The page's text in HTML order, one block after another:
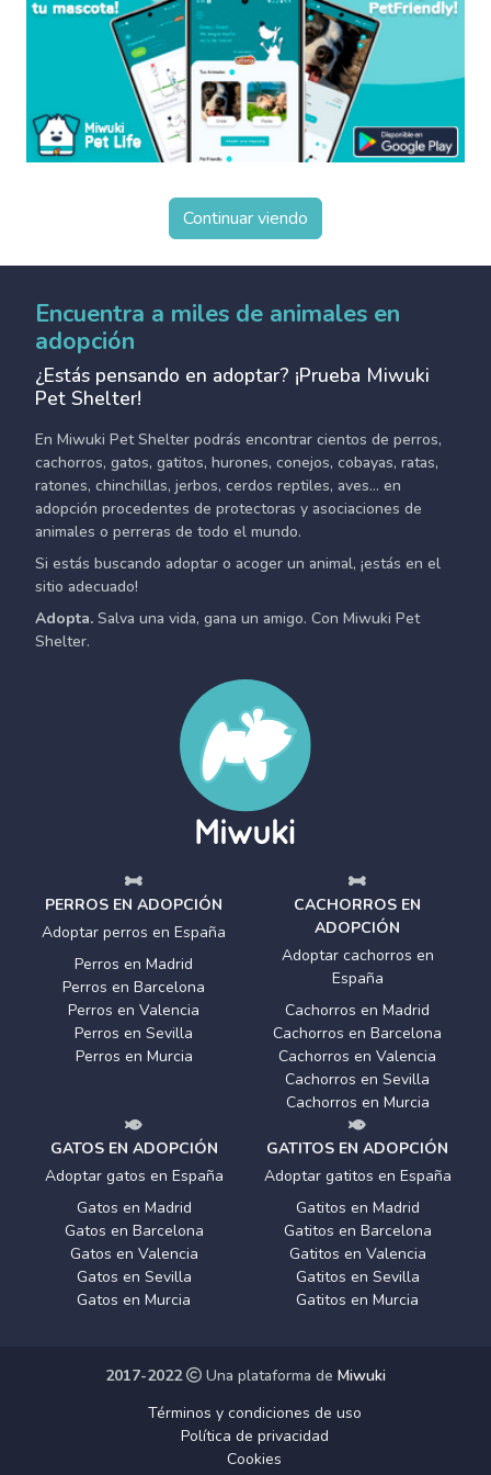
Continuar viendo
Encuentra a miles de animales en
adopción
¿Estás pensando en adoptar? ¡Prueba Miwuki
Pet Shelter!
En Miwuki Pet Shelter podrás encontrar cientos de perros,
cachorros, gatos, gatitos, hurones, conejos, cobayas, ratas,
ratones, chinchillas, jerbos, cerdos reptiles, aves... en
adopción procedentes de protectoras y asociaciones de
animales o perreras de todo el mundo.
Si estás buscando adoptar o acoger un animal, ¡estás en el
sitio adecuado!
Adopta. Salva una vida, gana un amigo. Con Miwuki Pet
Shelter.
PERROS EN ADOPCIÓN
Adoptar perros en España
Perros en Madrid
Perros en Barcelona
Perros en Valencia
Perros en Sevilla
Perros en Murcia
CACHORROS EN
ADOPCIÓN
Adoptar cachorros en
España
Cachorros en Madrid
Cachorros en Barcelona
Cachorros en Valencia
Cachorros en Sevilla
Cachorros en Murcia
GATOS EN ADOPCIÓN
Adoptar gatos en España
Gatos en Madrid
Gatos en Barcelona
Gatos en Valencia
Gatos en Sevilla
Gatos en Murcia
GATITOS EN ADOPCIÓN
Adoptar gatitos en España
Gatitos en Madrid
Gatitos en Barcelona
Gatitos en Valencia
Gatitos en Sevilla
Gatitos en Murcia
2017-2022 Una plataforma de Miwuki
Términos y condiciones de uso
Política de privacidad
Cookies